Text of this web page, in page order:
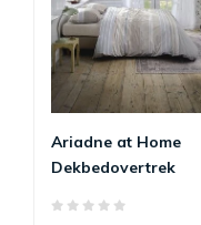
Ariadne at Home
Dekbedovertrek